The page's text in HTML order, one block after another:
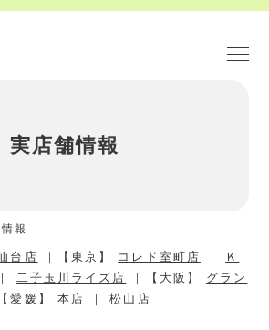
実店舗情報
報
台店 ｜【東京】 コレド室町店 ｜
Ｋ
二子玉川ライズ店 ｜【大阪】 グラン
愛媛】 本店 ｜松山店